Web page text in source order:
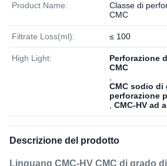
Product Name:
Classe di
CMC
Filtrate Loss(ml): ≤ 100
High Light:
Perforazione
CMC
CMC sodio di
perforazione
CMC-HV ad
Descrizione del prodotto
Linguang CMC-HV CMC di grado